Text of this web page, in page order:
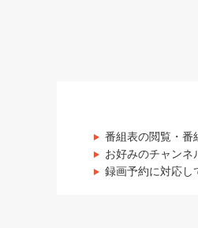
番組表の閲覧・番
お好みのチャンネ
録画予約に対応し